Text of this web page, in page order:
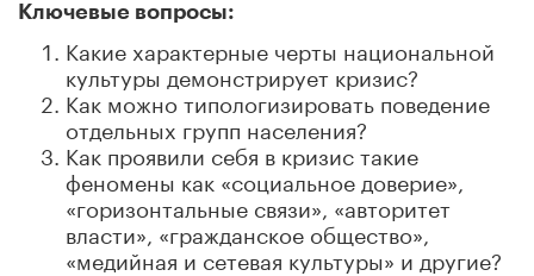
Ключевые вопросы:
Какие характерные черты национальной
культуры демонстрирует кризис?
Как можно типологизировать поведение
отдельных групп населения?
Как проявили себя в кризис такие
феномены как «социальное доверие»,
«горизонтальные связи», «авторитет
власти», «гражданское общество»,
«медийная и сетевая культуры» и другие?